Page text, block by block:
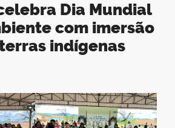
com imersão
indígenas